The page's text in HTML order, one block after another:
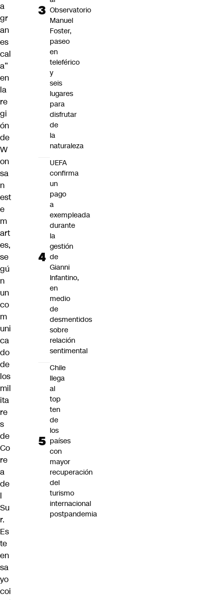
a
gr
an
es
cal
a”
en
la
re
gi
ón
de
W
on
sa
n
est
e
m
art
es,
se
gú
n
un
co
m
uni
ca
do
de
los
mil
ita
re
s
de
Co
re
a
de
l
Su
r.
Es
te
en
sa
yo
coi
Observatorio
Manuel
Foster,
paseo
en
teleférico
y
seis
lugares
para
disfrutar
de
la
naturaleza
UEFA
confirma
un
pago
a
exempleada
durante
la
gestión
de
Gianni
Infantino,
en
medio
de
desmentidos
sobre
relación
sentimental
Chile
llega
al
top
ten
de
los
países
con
mayor
recuperación
del
turismo
internacional
postpandemia